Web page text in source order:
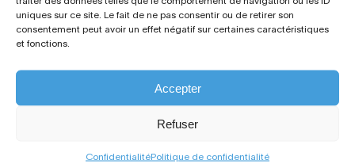
uniques sur ce site. Le fait de ne pas consentir ou de retirer son
consentement peut avoir un effet négatif sur certaines caractéristiques
et fonctions.
Accepter
Refuser
ConfidentialitéPolitique de confidentialité
Toutes lesinformations